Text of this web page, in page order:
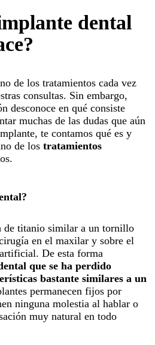
estética
consciente
reducida
dental
de los tratamientos cada vez
consultas. Sin embargo,
desconoce en qué consiste
muchas de las dudas que aún
te contamos qué es y
de lostratamientos
de titanio similar a un tornillo
en el maxilar y sobre el
De esta forma
que se ha perdido
bastante similares a un
permanecen fijos por
ninguna molestia al hablar o
muy natural en todo